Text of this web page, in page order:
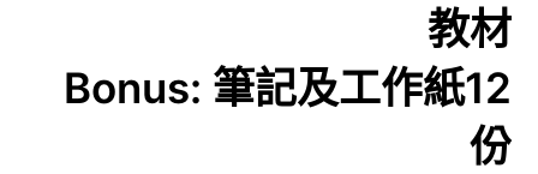
教材
Bonus: 筆記及工作紙12
份